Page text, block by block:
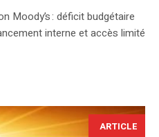
Moody’s : déficit budgétaire
interne et accès limité
ARTICLE